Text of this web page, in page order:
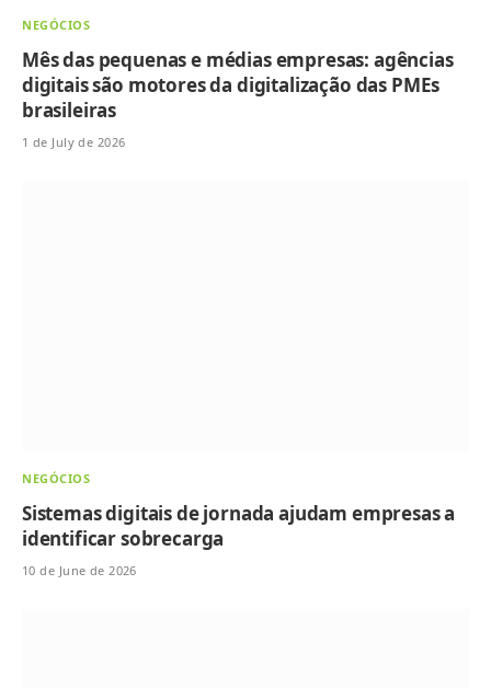
NEGÓCIOS
Mês das pequenas e médias empresas: agências
digitais são motores da digitalização das PMEs
brasileiras
1 de July de 2026
NEGÓCIOS
Sistemas digitais de jornada ajudam empresas a
identificar sobrecarga
10 de June de 2026